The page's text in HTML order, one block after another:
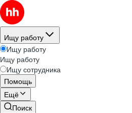
Ищу работу
Ищу работу
Ищу работу
Ищу сотрудника
Помощь
Ещё
Поиск